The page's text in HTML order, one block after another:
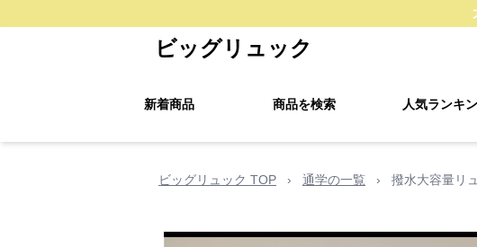
ビッグリュック
新着商品 商品を検索 人気ランキ
ビッグリュック TOP › 通学の一覧 › 撥水大容量リ